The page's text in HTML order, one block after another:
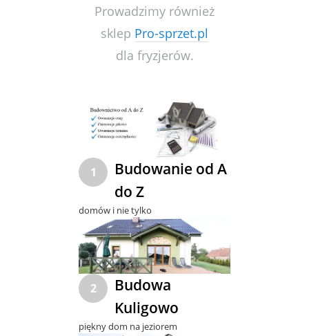
Prowadzimy również
sklep Pro-sprzet.pl
dla fryzjerów.
1
Budowanie od A
do Z
domów i nie tylko
2
Budowa
Kuligowo
piękny dom na jeziorem